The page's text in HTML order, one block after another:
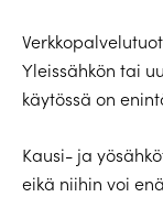
Yleissähkön tai
käytössä on
Kausi- ja
eikä niihin voi